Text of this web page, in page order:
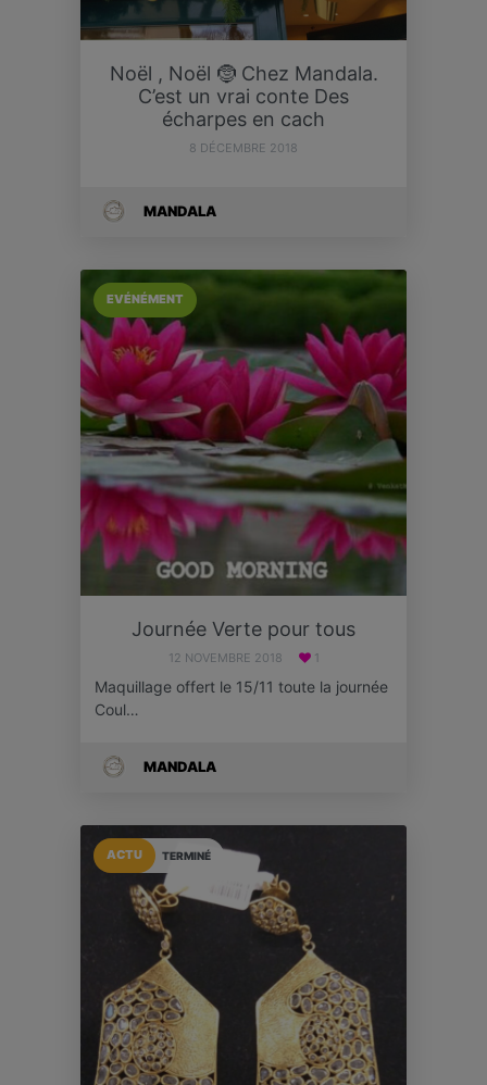
Noël , Noël 🤶 Chez Mandala.
C’est un vrai conte Des
écharpes en cach
8 DÉCEMBRE 2018
MANDALA
EVÉNÉMENT
Journée Verte pour tous
12 NOVEMBRE 2018 1
Maquillage offert le 15/11 toute la journée
Coul…
MANDALA
TERMINÉ
ACTU